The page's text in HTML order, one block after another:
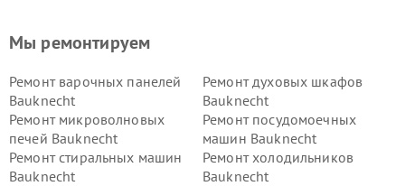
Мы ремонтируем
Ремонт варочных панелей
Bauknecht
Ремонт духовых шкафов
Bauknecht
Ремонт микроволновых
печей Bauknecht
Ремонт посудомоечных
машин Bauknecht
Ремонт стиральных машин
Bauknecht
Ремонт холодильников
Bauknecht